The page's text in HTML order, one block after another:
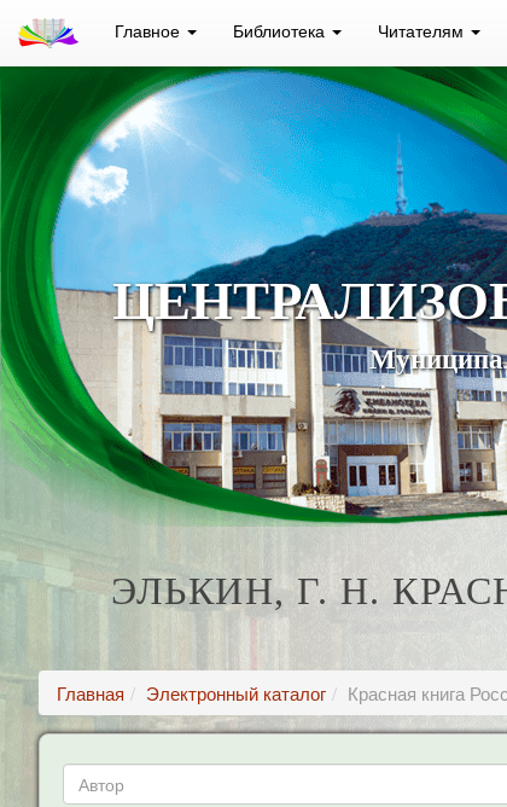
Главное Библиотека Читателям
ЭЛЬКИН, Г. Н.
Главная Электронный каталог Красная книга